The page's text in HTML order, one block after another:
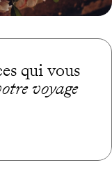
qui vous
voyage